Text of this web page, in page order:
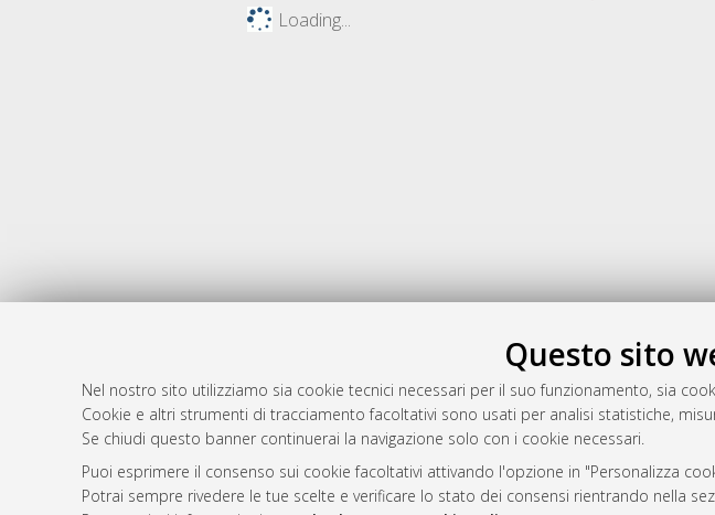
Questo sito
Nel nostro sito utilizziamo sia cookie tecnici necessari per il suo funzionamento, sia
Cookie e altri strumenti di tracciamento facoltativi sono usati per analisi statistiche,
Se chiudi questo banner continuerai la navigazione solo con i cookie necessari.
Puoi esprimere il consenso sui cookie facoltativi attivando l'opzione in "Personalizza
Potrai sempre rivedere le tue scelte e verificare lo stato dei consensi rientrando nella
Loading...
Atom
Rss 1.0
Rss 2.0
AMS Dottorato
ISSN: 2038-7946
Servizio implementato e gestito da
Impostazioni Cookie
Informativa sulla privacy